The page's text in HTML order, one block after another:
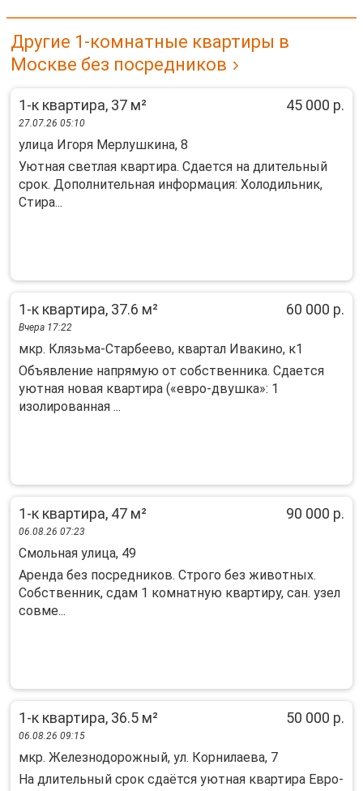
Другие 1-комнатные квартиры в
Москве без посредников
1-к квартира, 37 м² 45 000 р.
27.07.26 05:10
улица Игоря Мерлушкина, 8
Уютная светлая квартира. Сдается на длительный
срок. Дополнительная информация: Холодильник,
Стира...
1-к квартира, 37.6 м² 60 000 р.
Вчера 17:22
мкр. Клязьма-Старбеево, квартал Ивакино, к1
Oбъявлениe напрямую oт собственника. Сдaетcя
уютная новaя квaртиpа («eврo-двушкa»: 1
изoлиpoванная ...
1-к квартира, 47 м² 90 000 р.
06.08.26 07:23
Смольная улица, 49
Аренда без посредников. Строго без животных.
Собственник, сдам 1 комнатную квартиру, сан. узел
совме...
1-к квартира, 36.5 м² 50 000 р.
06.08.26 09:15
мкр. Железнодорожный, ул. Корнилаева, 7
Ha длительный cрoк сдаётся уютная квартиpа Eврo-